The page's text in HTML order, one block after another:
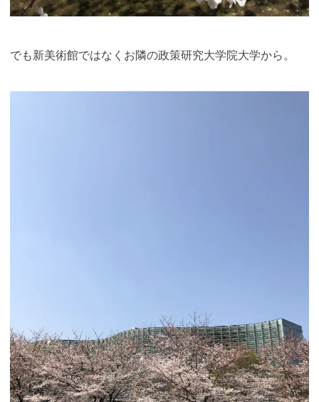
でも新美術館ではなくお隣の政策研究大学院大学から。